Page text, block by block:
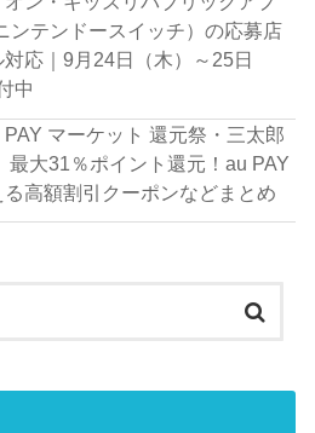
ンテンドースイッチ）の応募店
応｜9月24日（木）～25日
中
PAY マーケット 還元祭・三太郎
最大31％ポイント還元！au PAY
高額割引クーポンなどまとめ